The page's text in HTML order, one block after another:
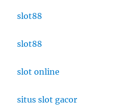
slot88
slot88
slot online
situs slot gacor